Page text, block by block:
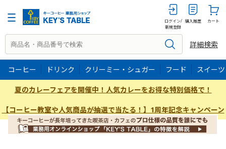
ログイン/
新規登録
購入履歴 カート
詳細検索
コーヒー ドリンク クリーミー・シュガー フード スイーツ
夏のカレーフェアを開催中！人気カレーをお得な特別価格で！
【コーヒー教室や人気商品が抽選で当たる！】1周年記念キャンペーン